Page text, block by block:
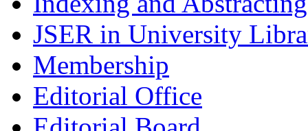
JSER in University
Membership
Editorial Office